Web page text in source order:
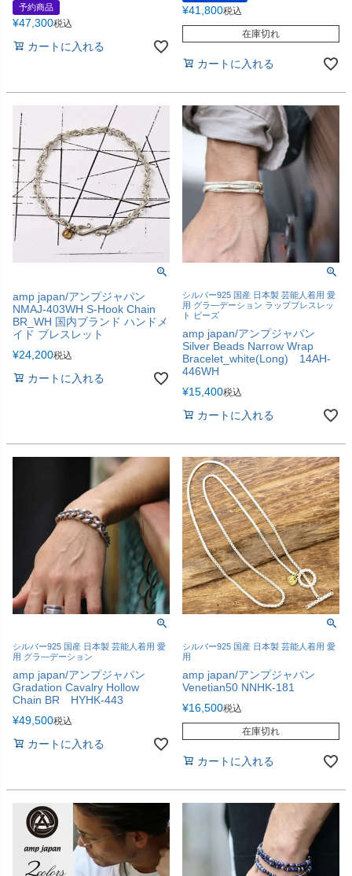
予約商品
¥47,300税込
カートに入れる
¥41,800税込
在庫切れ
カートに入れる
amp japan/アンプジャパン
NMAJ-403WH S-Hook Chain
BR_WH 国内ブランド ハンドメ
イド ブレスレット
¥24,200税込
カートに入れる
シルバー925 国産 日本製 芸能人着用 愛
用 グラ―デーション ラップブレスレッ
ト ビーズ
amp japan/アンプジャパン
Silver Beads Narrow Wrap
Bracelet_white(Long) 14AH-
446WH
¥15,400税込
カートに入れる
シルバー925 国産 日本製 芸能人着用 愛
用 グラ―デーション
amp japan/アンプジャパン
Gradation Cavalry Hollow
Chain BR HYHK-443
¥49,500税込
カートに入れる
シルバー925 国産 日本製 芸能人着用 愛
用
amp japan/アンプジャパン
Venetian50 NNHK-181
¥16,500税込
在庫切れ
カートに入れる